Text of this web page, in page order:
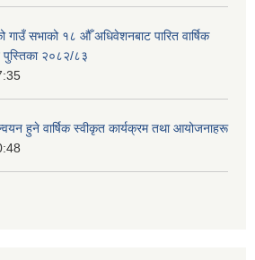
गाउँ सभाको १८ औँ अधिवेशनबाट पारित वार्षिक
पुस्तिका २०८२/८३
हुने वार्षिक स्वीकृत कार्यक्रम तथा आयोजनाहरू